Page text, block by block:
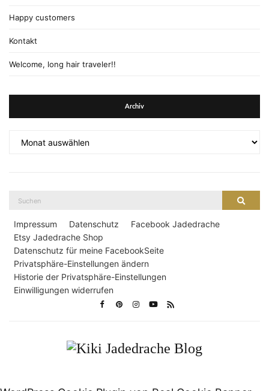
Happy customers
Kontakt
Welcome, long hair traveler!!
Archiv
Suche
Impressum Datenschutz
Facebook Jadedrache
Etsy Jadedrache Shop
Datenschutz für meine FacebookSeite
Privatsphäre-Einstellungen ändern
Historie der Privatsphäre-Einstellungen
Einwilligungen widerrufen